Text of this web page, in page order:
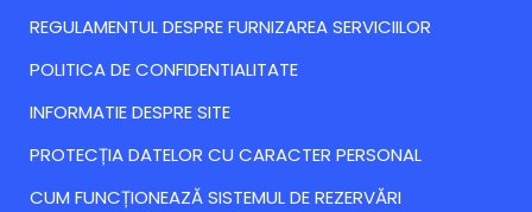
REGULAMENTUL DESPRE FURNIZAREA SERVICIILOR
POLITICA DE CONFIDENTIALITATE
INFORMATIE DESPRE SITE
PROTECȚIA DATELOR CU CARACTER PERSONAL
CUM FUNCȚIONEAZĂ SISTEMUL DE REZERVĂRI